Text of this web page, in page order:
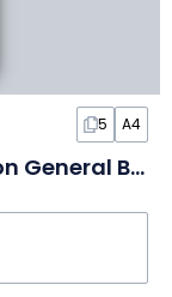
5 A4
Flyer Minimalista de Liquidación General Black Friday en Diapositivas